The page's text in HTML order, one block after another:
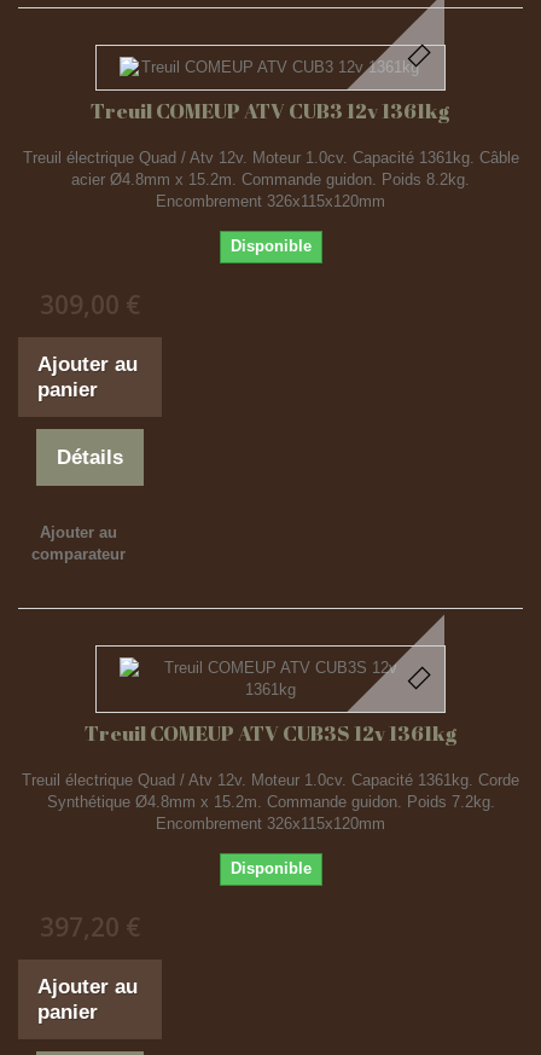
Treuil COMEUP ATV CUB3 12v 1361kg
Treuil électrique Quad / Atv 12v. Moteur 1.0cv. Capacité 1361kg. Câble
acier Ø4.8mm x 15.2m. Commande guidon. Poids 8.2kg.
Encombrement 326x115x120mm
Disponible
309,00 €
Ajouter au
panier
Détails
Ajouter au
comparateur
Treuil COMEUP ATV CUB3S 12v 1361kg
Treuil électrique Quad / Atv 12v. Moteur 1.0cv. Capacité 1361kg. Corde
Synthétique Ø4.8mm x 15.2m. Commande guidon. Poids 7.2kg.
Encombrement 326x115x120mm
Disponible
397,20 €
Ajouter au
panier